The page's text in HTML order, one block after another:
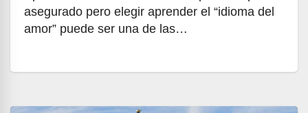
asegurado pero elegir aprender el “idioma del
amor” puede ser una de las…